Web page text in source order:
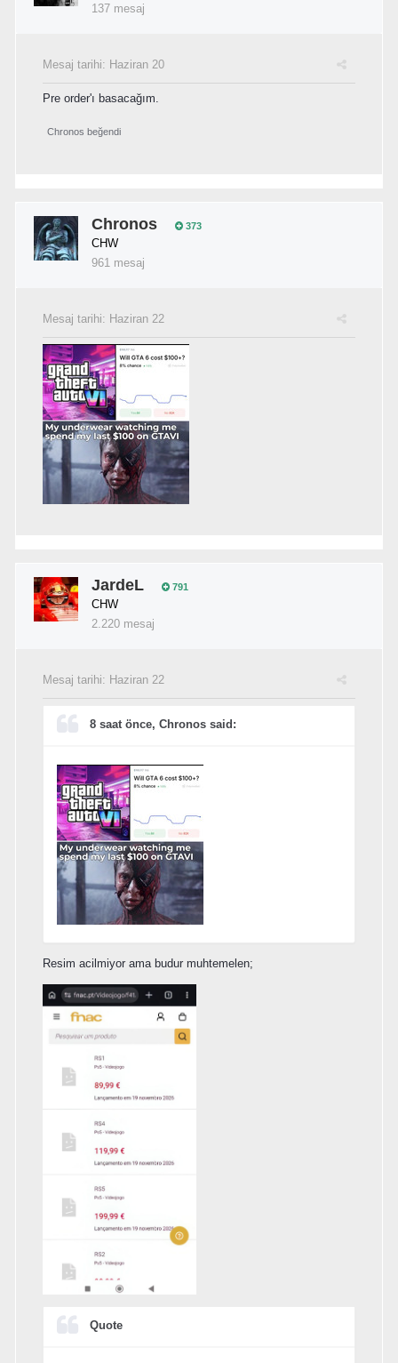
137 mesaj
Mesaj tarihi: Haziran 20
Pre order'ı basacağım.
Chronos beğendi
Chronos 373
CHW
961 mesaj
Mesaj tarihi: Haziran 22
JardeL 791
CHW
2.220 mesaj
Mesaj tarihi: Haziran 22
8 saat önce, Chronos said:
Resim acilmiyor ama budur muhtemelen;
Quote